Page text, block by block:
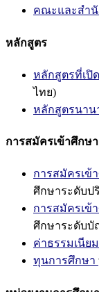
คณะและสำ
หลักสูตร
หลักสูตรที่เปิ
ไทย)
หลักสูตรนาน
การสมัครเข้าศึกษา
การสมัครเ
ศึกษาระดับ
การสมัครเข้
ศึกษาระดับ
ค่าธรรมเนีย
ทุนการศึกษา